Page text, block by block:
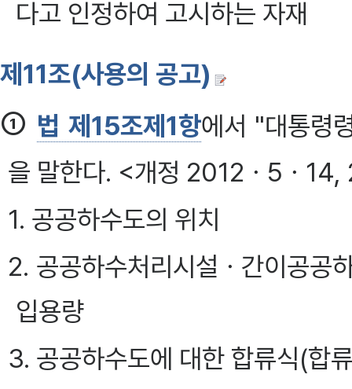
다고 인정하여 고시하는 자재
제11조(사용의 공고)
① 법 제15조제1항에서 "대통령
을 말한다. <개정 2012ㆍ5ㆍ
1. 공공하수도의 위치
2. 공공하수처리시설ㆍ간이공공
입용량
3. 공공하수도에 대한 합류식(합